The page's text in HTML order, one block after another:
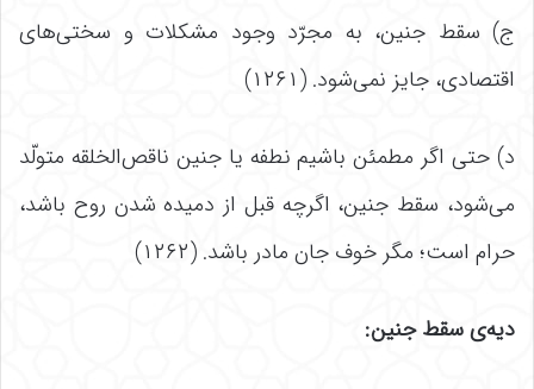
ج) سقط جنین، به مجرّد وجود مشکلات و سختی‌‌های
اقتصادی، جایز نمی‌‌شود. (۱۲۶۱)
د) حتی اگر مطمئن باشیم نطفه یا جنین ناقص‌‌الخلقه متولّد
می‌شود، سقط جنین، اگرچه قبل از دمیده شدن روح باشد،
حرام است؛ مگر خوف جان مادر باشد. (۱۲۶۲)
دیه‌ی سقط جنین: